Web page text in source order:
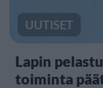
UUTISET
Lapin
toiminta